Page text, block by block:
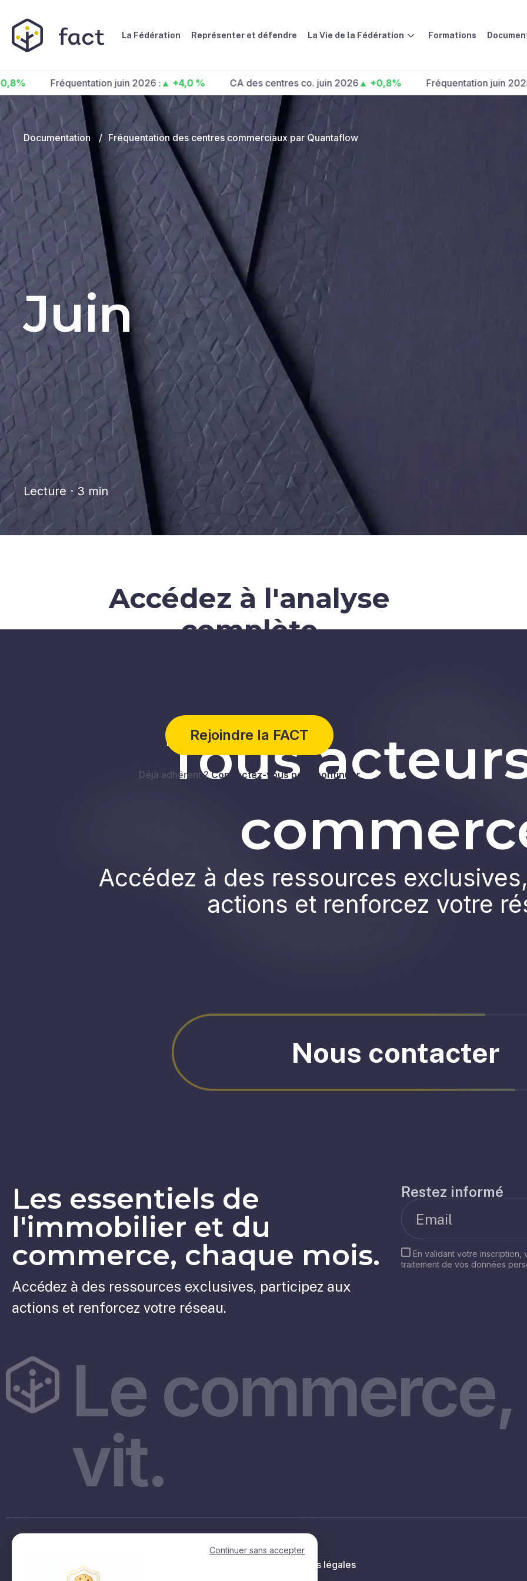
La Fédération Représenter et défendre La Vie de la Fédération Formations
Fréquentation juin 2026 :▲ +4,0 % CA des centres co. juin 2026▲ +0,8% Fréquentation juin 2026 :▲
Documentation / Fréquentation des centres commerciaux par Quantaflow
Juin
Lecture · 3 min
Accédez à l'analyse
complète
Rejoindre la FACT
Déjà adhérent ?Connectez-vous pour continuer
Tous
Accédez à des ressources
actions et renforcez votre
Nous contacter
Les essentiels de
l'immobilier et du
commerce, chaque mois.
Accédez à des ressources exclusives, participez aux
actions et renforcez votre réseau.
Restez informé
En validant votre
traitement de vos données
Le
vit.
Accueil Mentions légales
Continuer sans accepter